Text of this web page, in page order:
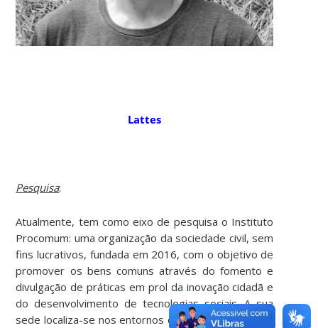
Lattes
Pesquisa:
Atualmente, tem como eixo de pesquisa o Instituto
Procomum: uma organização da sociedade civil, sem
fins lucrativos, fundada em 2016, com o objetivo de
promover os bens comuns através do fomento e
divulgação de práticas em prol da inovação cidadã e
do desenvolvimento de tecnologias sociais. A sua
sede localiza-se nos entornos da Bacia do Mercado,